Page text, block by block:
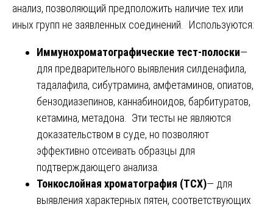
анализ, позволяющий предположить наличие тех или
иных групп не заявленных соединений. Используются:
Иммунохроматографические тест-полоски—
для предварительного выявления силденафила,
тадалафила, сибутрамина, амфетаминов, опиатов,
бензодиазепинов, каннабиноидов, барбитуратов,
кетамина, метадона. Эти тесты не являются
доказательством в суде, но позволяют
эффективно отсеивать образцы для
подтверждающего анализа.
Тонкослойная хроматография (ТСХ)— для
выявления характерных пятен, соответствующих